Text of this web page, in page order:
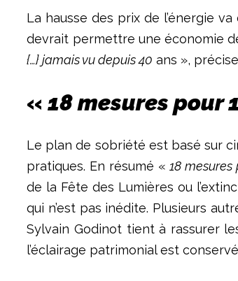
La hausse des prix de l’énergie
devrait permettre une économie
{…} jamais vu depuis 40 ans »,
«18 mesures pour
Le plan de sobriété est basé sur
pratiques. En résumé «18 mesures
de la Fête des Lumières ou
qui n’est pas inédite. Plusieurs
Sylvain Godinot tient à rassurer
l’éclairage patrimonial est